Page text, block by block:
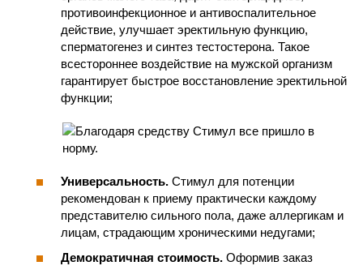
противоинфекционное и антивоспалительное
действие, улучшает эректильную функцию,
сперматогенез и синтез тестостерона. Такое
всестороннее воздействие на мужской организм
гарантирует быстрое восстановление эректильной
функции;
Универсальность. Стимул для потенции
рекомендован к приему практически каждому
представителю сильного пола, даже аллергикам и
лицам, страдающим хроническими недугами;
Демократичная стоимость. Оформив заказ